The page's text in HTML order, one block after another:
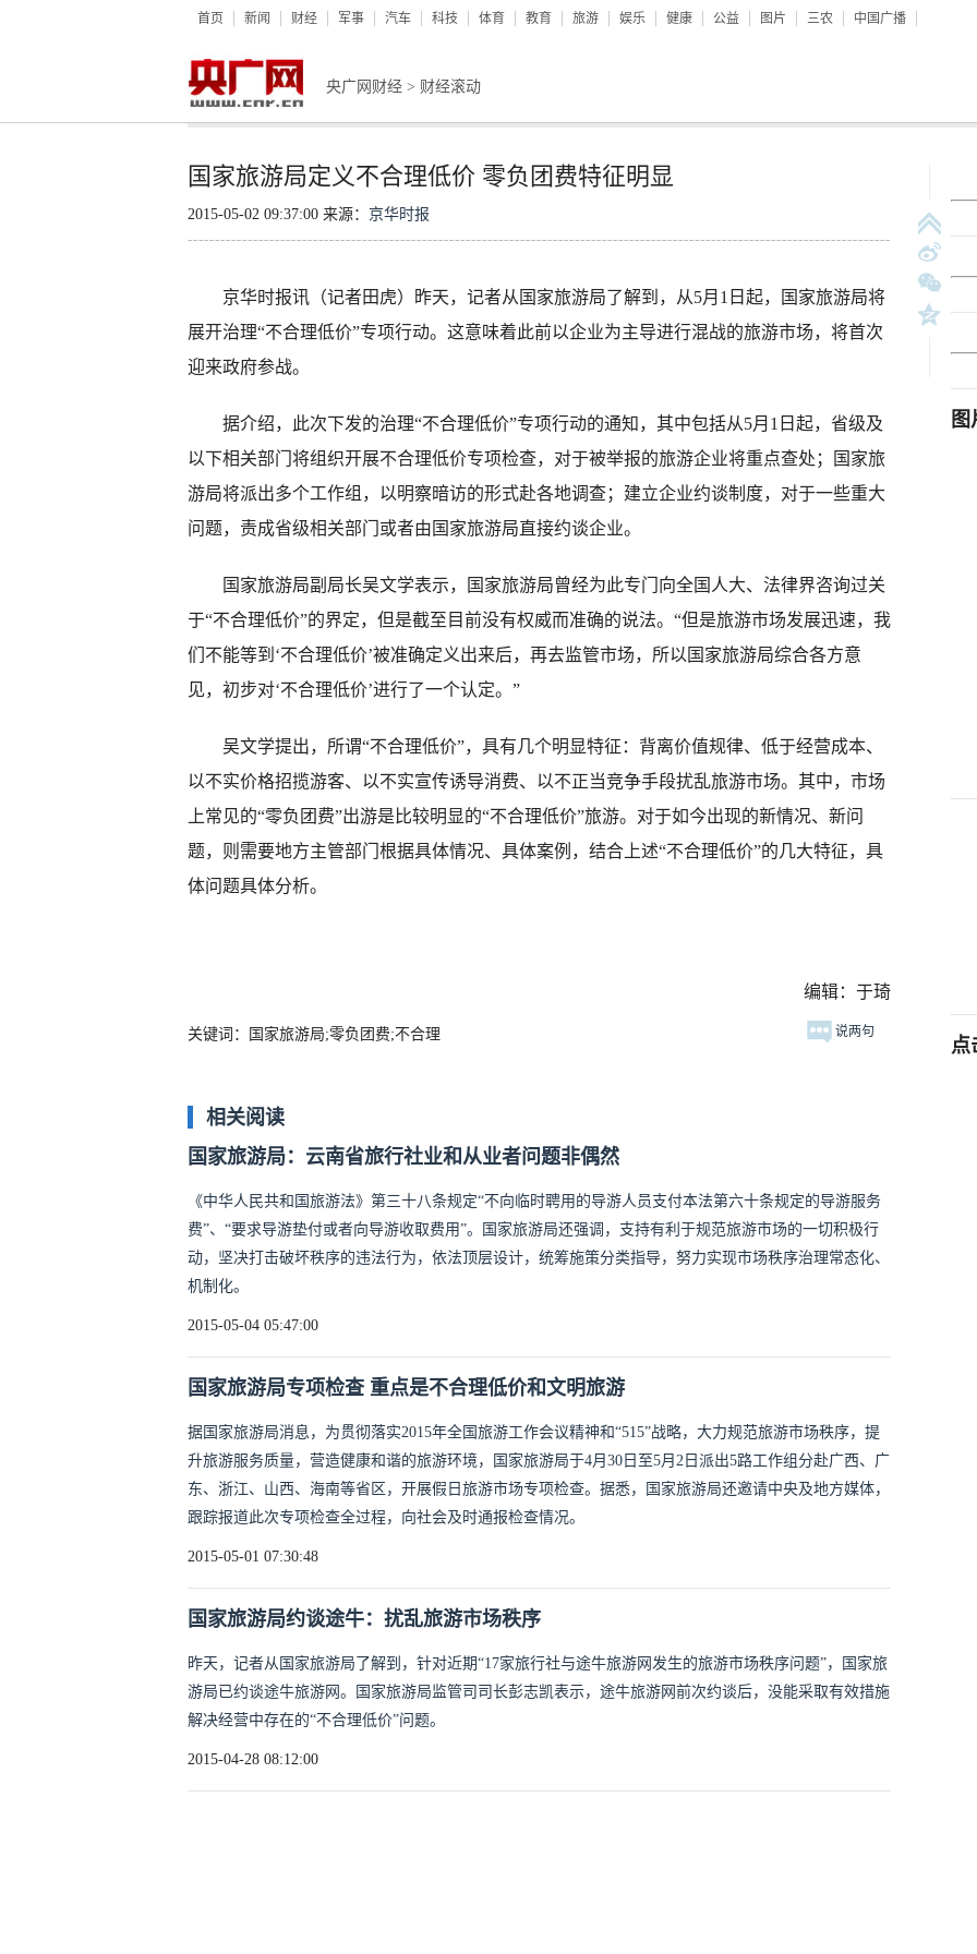
首页 新闻 财经 军事 汽车 科技 体育 教育 旅游 娱乐 健康 公益 图片 三农 中国广播
央广网财经 > 财经滚动
国家旅游局定义不合理低价 零负团费特征明显
2015-05-02 09:37:00 来源： 京华时报
京华时报讯（记者田虎）昨天，记者从国家旅游局了解到，从5月1日起，国家旅游局将
展开治理“不合理低价”专项行动。这意味着此前以企业为主导进行混战的旅游市场，将首次
迎来政府参战。
据介绍，此次下发的治理“不合理低价”专项行动的通知，其中包括从5月1日起，省级及
以下相关部门将组织开展不合理低价专项检查，对于被举报的旅游企业将重点查处；国家旅
游局将派出多个工作组，以明察暗访的形式赴各地调查；建立企业约谈制度，对于一些重大
问题，责成省级相关部门或者由国家旅游局直接约谈企业。
国家旅游局副局长吴文学表示，国家旅游局曾经为此专门向全国人大、法律界咨询过关
于“不合理低价”的界定，但是截至目前没有权威而准确的说法。“但是旅游市场发展迅速，我
们不能等到‘不合理低价’被准确定义出来后，再去监管市场，所以国家旅游局综合各方意
见，初步对‘不合理低价’进行了一个认定。”
吴文学提出，所谓“不合理低价”，具有几个明显特征：背离价值规律、低于经营成本、
以不实价格招揽游客、以不实宣传诱导消费、以不正当竞争手段扰乱旅游市场。其中，市场
上常见的“零负团费”出游是比较明显的“不合理低价”旅游。对于如今出现的新情况、新问
题，则需要地方主管部门根据具体情况、具体案例，结合上述“不合理低价”的几大特征，具
体问题具体分析。
编辑：于琦
关键词：国家旅游局;零负团费;不合理 说两句
相关阅读
国家旅游局：云南省旅行社业和从业者问题非偶然
《中华人民共和国旅游法》第三十八条规定“不向临时聘用的导游人员支付本法第六十条规定的导游服务
费”、“要求导游垫付或者向导游收取费用”。国家旅游局还强调，支持有利于规范旅游市场的一切积极行
动，坚决打击破坏秩序的违法行为，依法顶层设计，统筹施策分类指导，努力实现市场秩序治理常态化、
机制化。
2015-05-04 05:47:00
国家旅游局专项检查 重点是不合理低价和文明旅游
据国家旅游局消息，为贯彻落实2015年全国旅游工作会议精神和“515”战略，大力规范旅游市场秩序，提
升旅游服务质量，营造健康和谐的旅游环境，国家旅游局于4月30日至5月2日派出5路工作组分赴广西、广
东、浙江、山西、海南等省区，开展假日旅游市场专项检查。据悉，国家旅游局还邀请中央及地方媒体，
跟踪报道此次专项检查全过程，向社会及时通报检查情况。
2015-05-01 07:30:48
国家旅游局约谈途牛：扰乱旅游市场秩序
昨天，记者从国家旅游局了解到，针对近期“17家旅行社与途牛旅游网发生的旅游市场秩序问题”，国家旅
游局已约谈途牛旅游网。国家旅游局监管司司长彭志凯表示，途牛旅游网前次约谈后，没能采取有效措施
解决经营中存在的“不合理低价”问题。
2015-04-28 08:12:00
点